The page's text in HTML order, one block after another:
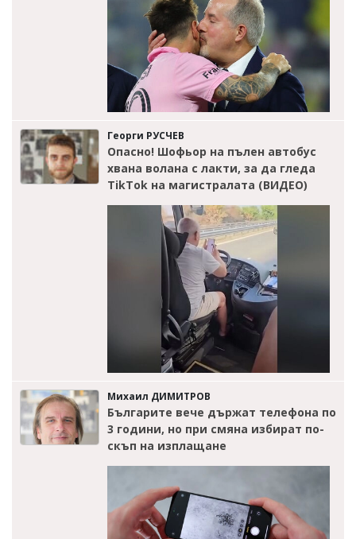
Георги РУСЧЕВ
Опасно! Шофьор на пълен автобус
хвана волана с лакти, за да гледа
TikTok на магистралата (ВИДЕО)
Михаил ДИМИТРОВ
Българите вече държат телефона по
3 години, но при смяна избират по-
скъп на изплащане